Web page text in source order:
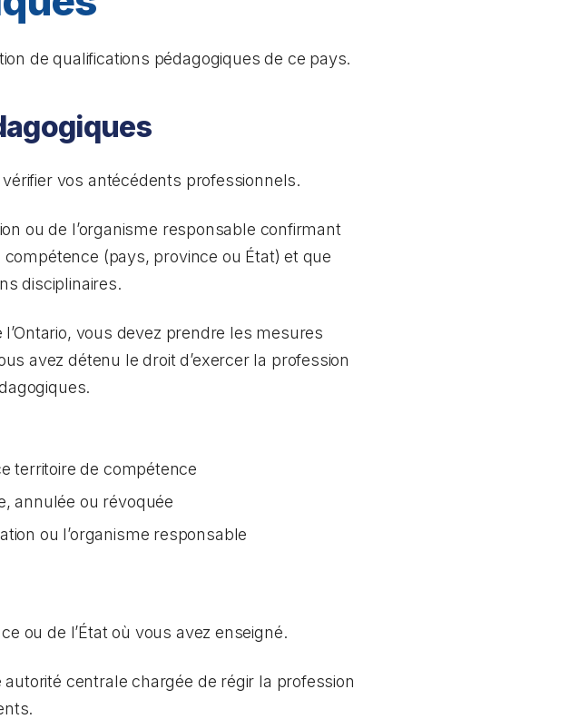
de qualifications pédagogiques de ce pays.
vos antécédents professionnels.
ou de l’organisme responsable confirmant
compétence (pays, province ou État) et que
disciplinaires.
l’Ontario, vous devez prendre les mesures
avez détenu le droit d’exercer la profession
territoire de compétence
annulée ou révoquée
ou l’organisme responsable
ou de l’État où vous avez enseigné.
centrale chargée de régir la profession